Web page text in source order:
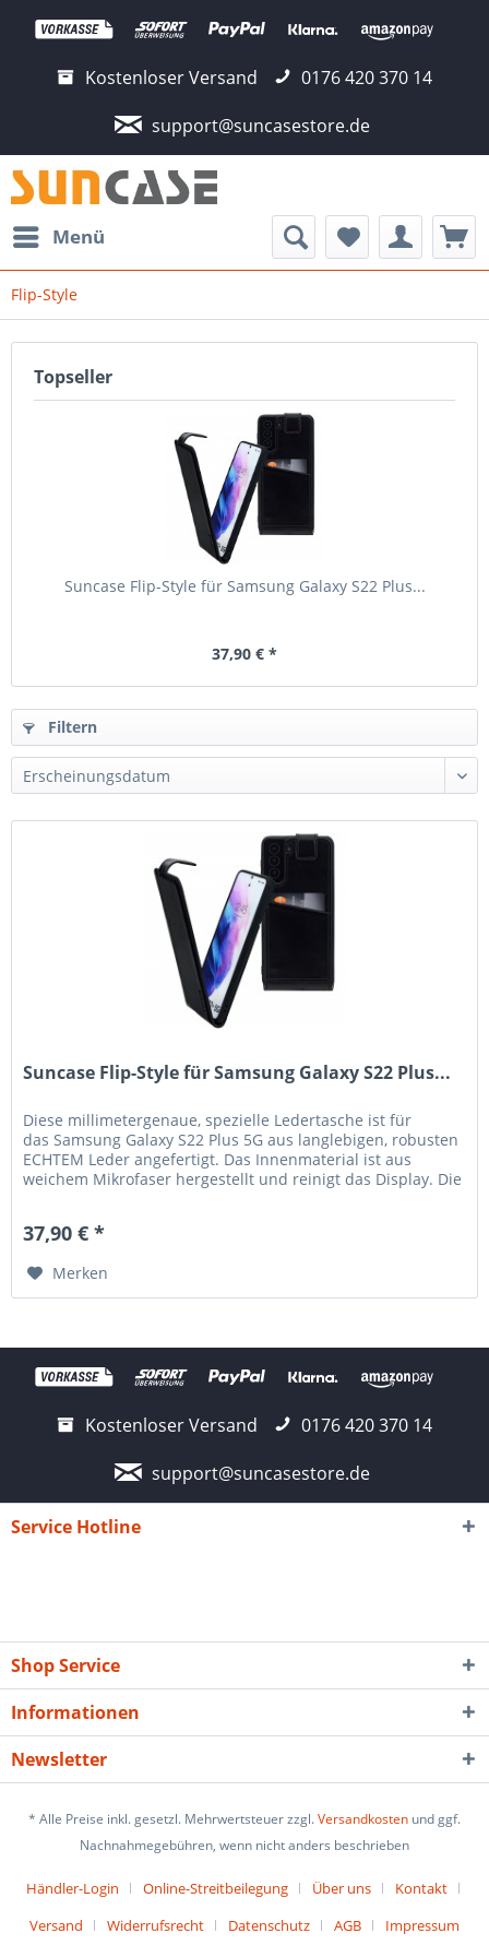
Kostenloser Versand
0176 420 370 14
support@suncasestore.de
Menü
Flip-Style
Topseller
Suncase Flip-Style für Samsung Galaxy S22 Plus...
37,90 € *
Filtern
Suncase Flip-Style für Samsung Galaxy S22 Plus...
Diese millimetergenaue, spezielle Ledertasche ist für
das Samsung Galaxy S22 Plus 5G aus langlebigen, robusten
ECHTEM Leder angefertigt. Das Innenmaterial ist aus
weichem Mikrofaser hergestellt und reinigt das Display. Die
37,90 € *
Merken
Kostenloser Versand
0176 420 370 14
support@suncasestore.de
Service Hotline
Shop Service
Informationen
Newsletter
* Alle Preise inkl. gesetzl. Mehrwertsteuer zzgl.Versandkosten und ggf.
Nachnahmegebühren, wenn nicht anders beschrieben
Händler-Login Online-Streitbeilegung Über uns
Kontakt
Versand
Widerrufsrecht Datenschutz AGB Impressum